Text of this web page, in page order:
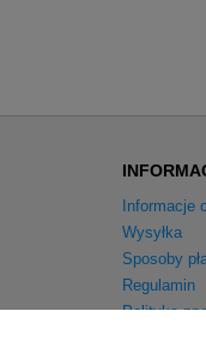
Informacje
Wysyłka
Sposoby
Regulamin
Polityka